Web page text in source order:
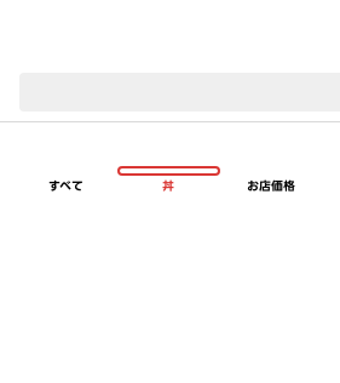
すべて 丼 お店価格